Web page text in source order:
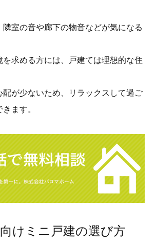
隣室の音や廊下の物音などが気になる
を求める方には、戸建ては理想的な住
配が少ないため、リラックスして過ご
ます。
けミニ戸建の選び方